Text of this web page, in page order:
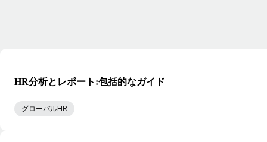
HR分析とレポート:包括的なガイド
グローバルHR